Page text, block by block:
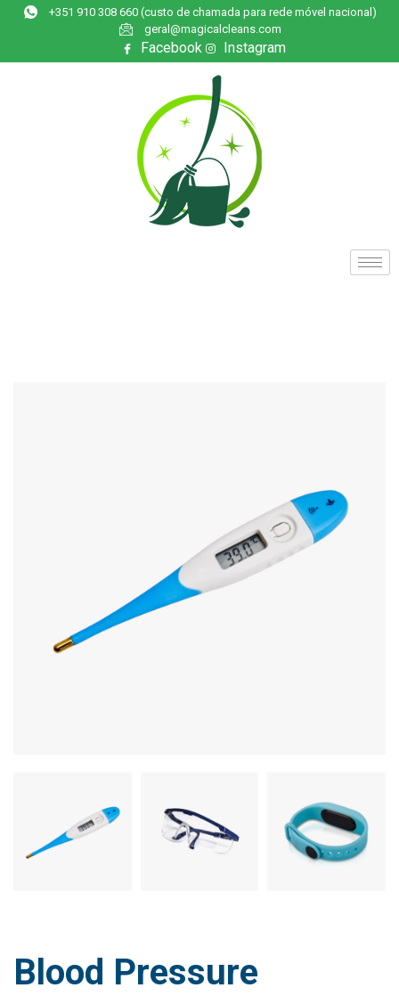
+351 910 308 660 (custo de chamada para rede móvel nacional)
geral@magicalcleans.com
Facebook Instagram
Blood Pressure